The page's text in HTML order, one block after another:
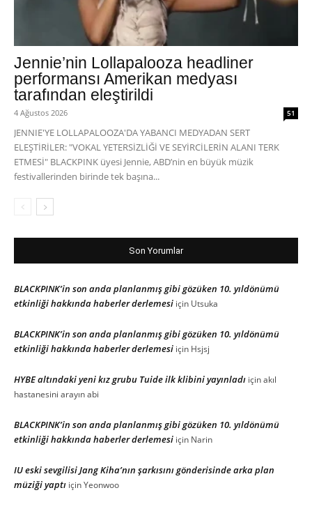
Jennie’nin Lollapalooza headliner
performansı Amerikan medyası
tarafından eleştirildi
4 Ağustos 2026 51
JENNIE'YE LOLLAPALOOZA'DA YABANCI MEDYADAN SERT
ELEŞTİRİLER: "VOKAL YETERSİZLİĞİ VE SEYİRCİLERİN ALANI TERK
ETMESİ" BLACKPINK üyesi Jennie, ABD’nin en büyük müzik
festivallerinden birinde tek başına...
Son Yorumlar
BLACKPINK’in son anda planlanmış gibi gözüken 10. yıldönümü
etkinliği hakkında haberler derlemesi için Utsuka
BLACKPINK’in son anda planlanmış gibi gözüken 10. yıldönümü
etkinliği hakkında haberler derlemesi için Hsjsj
HYBE altındaki yeni kız grubu Tuide ilk klibini yayınladı içinakıl
hastanesini arayın abi
BLACKPINK’in son anda planlanmış gibi gözüken 10. yıldönümü
etkinliği hakkında haberler derlemesi için Narin
IU eski sevgilisi Jang Kiha’nın şarkısını gönderisinde arka plan
müziği yaptı içinYeonwoo